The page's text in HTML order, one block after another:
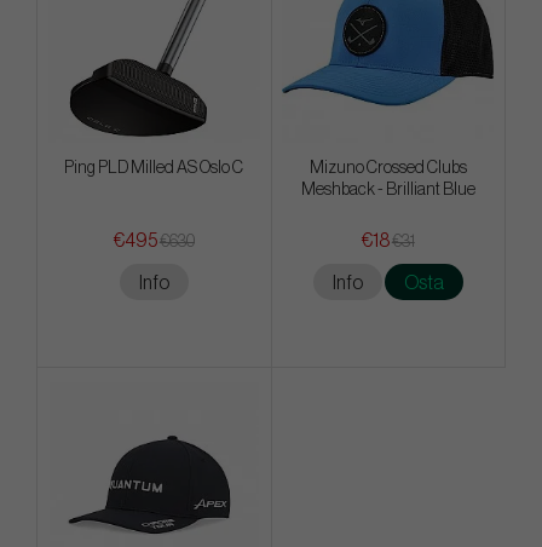
Ping PLD Milled AS Oslo C
€495€630
Info
Mizuno Crossed Clubs
Meshback - Brilliant Blue
€18€31
Info Osta